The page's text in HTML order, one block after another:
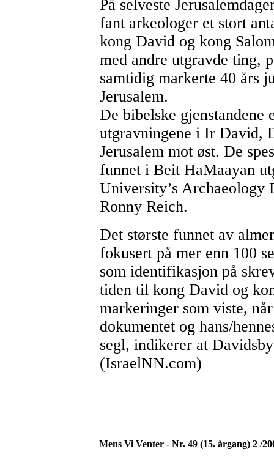
På selveste
fant arkeologer et stort
kong David og kong
med andre utgravde ting,
samtidig markerte 40 års
Jerusalem.
De bibelske gjenstandene
utgravningene i Ir David,
Jerusalem mot øst. De
funnet i Beit HaMaayan
University’s Archaeology
Ronny Reich.
Det største funnet av
fokusert på mer enn 100
som identifikasjon på
tiden til kong David og
markeringer som viste,
dokumentet og hans/
segl, indikerer at
(IsraelNN.com)
Mens Vi Venter - Nr. 49 (15. årgang) 2 /